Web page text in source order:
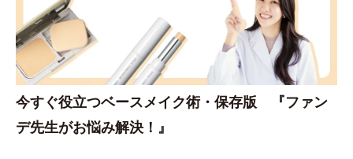
今すぐ役立つベースメイク術・保存版 『ファン
デ先生がお悩み解決！』